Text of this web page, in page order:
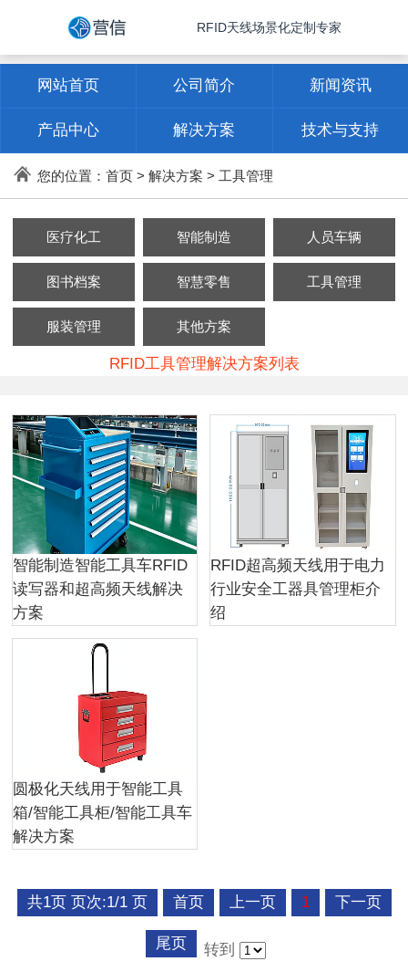
RFID天线场景化定制专家
网站首页 公司简介 新闻资讯
产品中心 解决方案 技术与支持
联系方式
您的位置： 首页> 解决方案 > 工具管理
医疗化工 智能制造 人员车辆
图书档案 智慧零售 工具管理
服装管理 其他方案
RFID工具管理解决方案列表
智能制造智能工具车RFID
读写器和超高频天线解决
方案
RFID超高频天线用于电力
行业安全工器具管理柜介
绍
圆极化天线用于智能工具
箱/智能工具柜/智能工具车
解决方案
共1页 页次:1/1 页 首页 上一页 1 下一页
尾页 转到